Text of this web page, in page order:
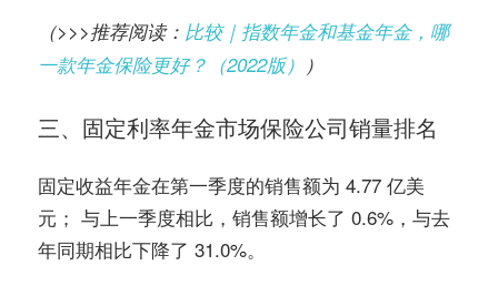
（>>>推荐阅读： 比较｜指数年金和基金年金，哪
一款年金保险更好？（2022版） ）
三、固定利率年金市场保险公司销量排名
固定收益年金在第一季度的销售额为 4.77 亿美
元； 与上一季度相比，销售额增长了 0.6%，与去
年同期相比下降了 31.0%。